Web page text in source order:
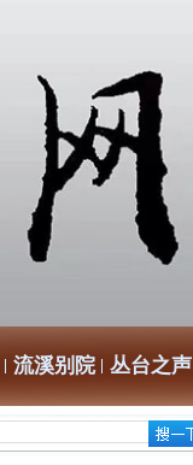
流溪别院 丛台之声